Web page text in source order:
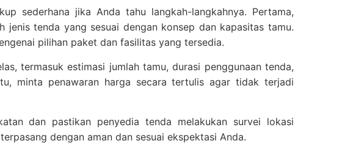
sederhana jika Anda tahu langkah-langkahnya. Pertama,
tenda yang sesuai dengan konsep dan kapasitas tamu.
pilihan paket dan fasilitas yang tersedia.
termasuk estimasi jumlah tamu, durasi penggunaan tenda,
minta penawaran harga secara tertulis agar tidak terjadi
dan pastikan penyedia tenda melakukan survei lokasi
dengan aman dan sesuai ekspektasi Anda.